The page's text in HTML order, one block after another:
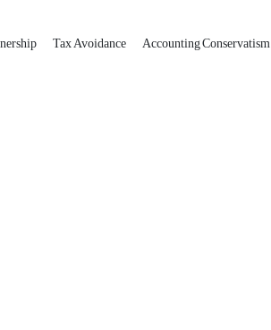
Tax Avoidance Accounting Conservatism